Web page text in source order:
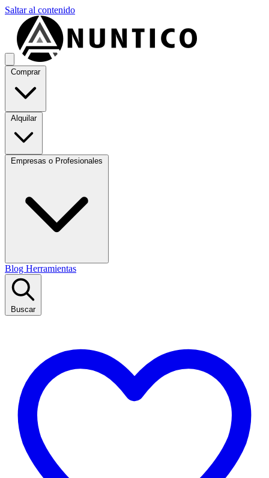
Saltar al contenido
Comprar
Alquilar
Empresas o Profesionales
Blog Herramientas
Buscar